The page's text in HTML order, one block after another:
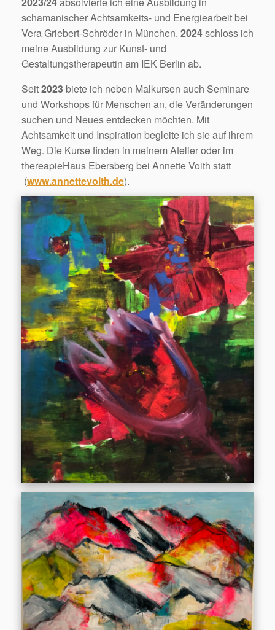
schamanischer Achtsamkeits- und Energiearbeit bei
Vera Griebert-Schröder in München. 2024schloss ich
meine Ausbildung zur Kunst- und
Gestaltungstherapeutin am IEK Berlin ab.
Seit2023 biete ich neben Malkursen auch Seminare
und Workshops für Menschen an, die Veränderungen
suchen und Neues entdecken möchten. Mit
Achtsamkeit und Inspiration begleite ich sie auf ihrem
Weg. Die Kurse finden in meinem Atelier oder im
thereapieHaus Ebersberg bei Annette Voith statt
(www.annettevoith.de).